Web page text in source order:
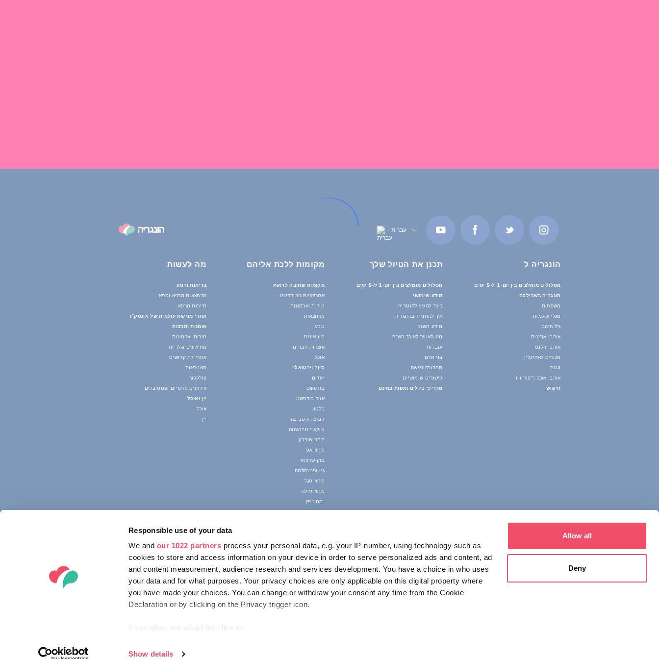
Responsible use of your data
We and our 1022 partners process your personal data, e.g. your IP-number, using technology such as
cookies to store and access information on your device in order to serve personalized ads and content, ad
and content measurement, audience research and services development. You have a choice in who uses
your data and for what purposes. Your privacy choices are only applicable on this digital property where
you have made your choices. You can change or withdraw your consent any time from the Cookie
Declaration or by clicking on the Privacy trigger icon.
If you allow, we would also like to:
Identify your device by actively scanning it for specific characteristics (fingerprinting)
Show details
Allow all
Deny
עברית
מה לעשות
בריאות ורוגע
מרחצאות מרפא וספא
תיירות מרפא
אתרי מורשת עולמית של אונסק"ו
אומנות ותרבות
טירות וארמונות
מוזיאונים וגלריות
אתרי דת קדושים
תאטראות
פולקלור
אירועים מרכזיים ופסטיבלים
יין ואוכל
אוכל
יין
מקומות ללכת אליהם
מקומות שחובה לראות
אטרקציות בבודפשט
טירות וארמונות
מרחצאות
טבע
מוזיאונים
אוצרות חבויים
אוכל
סיור וירטואלי
יעדים
בודפשט
אזור בודפשט
בלטון
דברצן והסביבה
טוקאיי וניירגהזה
מחוז שופרון
מחוז אגר
בוק-שרוואר
גיו ופנונהלמה
מחוז סגד
מחוז גיולה
מחוז פץ'
תכנן את הטיול שלך
מסלולים מומלצים בין יום-1 ל-5 ימים
מידע שימושי
כיצד להגיע להונגריה
איך להתנייד בהונגריה
מידע חשוב
מזג האוויר לאורך השנה
עובדות
בני אדם
תחבורה נגישה
קישורים שימושיים
מדריכי טיולים ומפות בחינם
הונגריה ל
מסלולים מומלצים בין יום-1 ל-5 ימים
הונגריה בשבילכם
משפחות
מגלי עולמות
גיל הזהב
אוהבי אומנות
אוהבי וולנס
מכורים לאדרנלין
זוגות
אוהבי אוכל ("פודיז")
חיפוש